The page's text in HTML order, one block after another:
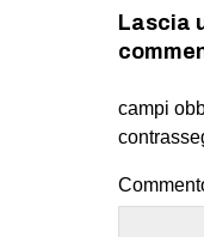
Lascia
campi